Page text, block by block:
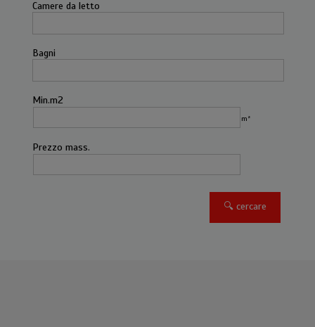
Camere da letto
Bagni
Min.m2
m²
Prezzo mass.